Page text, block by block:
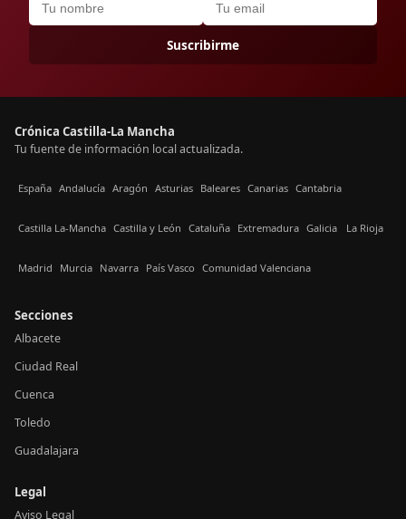
Suscribirme
Crónica Castilla-La Mancha
Tu fuente de información local actualizada.
España Andalucía Aragón Asturias Baleares Canarias Cantabria
Castilla La-Mancha Castilla y León Cataluña Extremadura Galicia La Rioja
Madrid Murcia Navarra País Vasco Comunidad Valenciana
Secciones
Albacete
Ciudad Real
Cuenca
Toledo
Guadalajara
Legal
Aviso Legal